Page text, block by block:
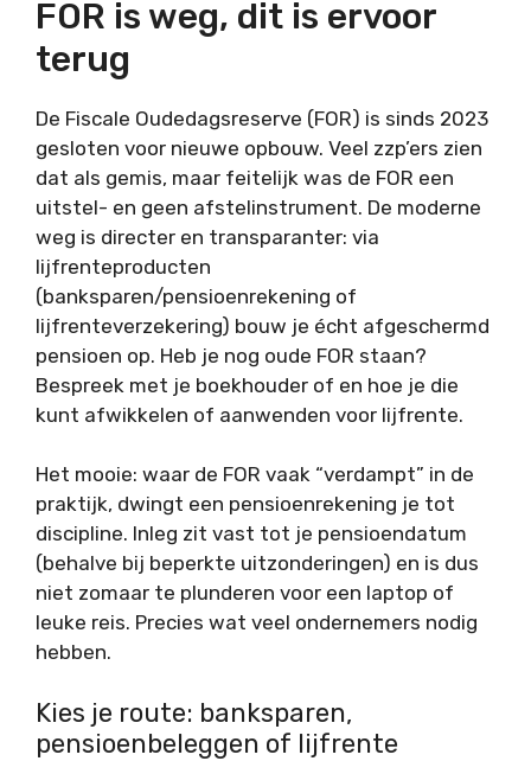
FOR is weg, dit is ervoor
terug
De Fiscale Oudedagsreserve (FOR) is sinds 2023
gesloten voor nieuwe opbouw. Veel zzp’ers zien
dat als gemis, maar feitelijk was de FOR een
uitstel- en geen afstelinstrument. De moderne
weg is directer en transparanter: via
lijfrenteproducten
(banksparen/pensioenrekening of
lijfrenteverzekering) bouw je écht afgeschermd
pensioen op. Heb je nog oude FOR staan?
Bespreek met je boekhouder of en hoe je die
kunt afwikkelen of aanwenden voor lijfrente.
Het mooie: waar de FOR vaak “verdampt” in de
praktijk, dwingt een pensioenrekening je tot
discipline. Inleg zit vast tot je pensioendatum
(behalve bij beperkte uitzonderingen) en is dus
niet zomaar te plunderen voor een laptop of
leuke reis. Precies wat veel ondernemers nodig
hebben.
Kies je route: banksparen,
pensioenbeleggen of lijfrente